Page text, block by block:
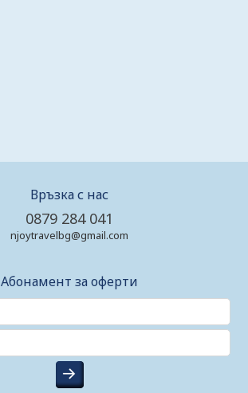
Връзка с нас
0879 284 041
njoytravelbg@gmail.com
Абонамент за оферти